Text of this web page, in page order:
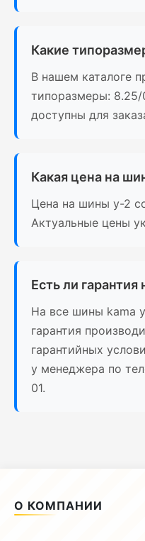
Какие
В нашем каталоге
типоразмеры: 8.25/
доступны для
Какая цена на
Цена на шины у-2
Актуальные цены
Есть ли гарантия
На все шины kama
гарантия
гарантийных
у менеджера по
01.
О КОМПАНИИ